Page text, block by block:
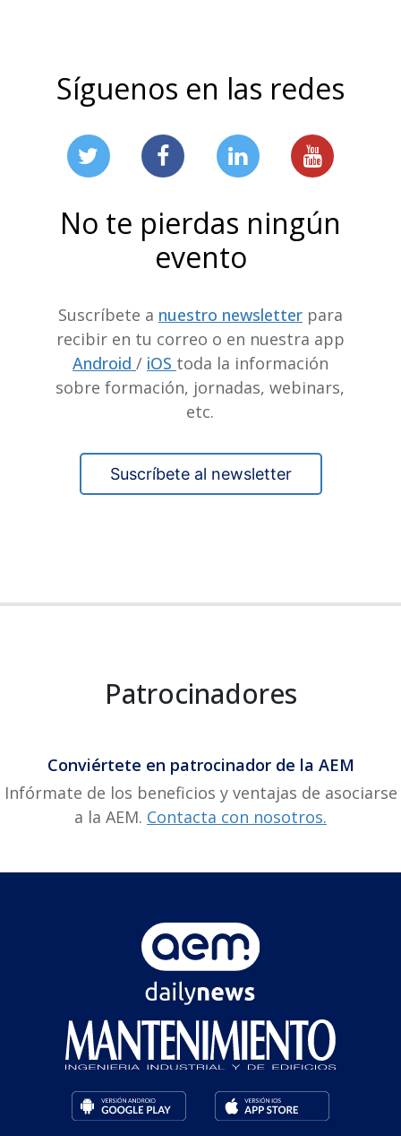
Síguenos en las redes
No te pierdas ningún
evento
Suscríbete a nuestro newsletterpara
recibir en tu correo o en nuestra app
Android / iOS toda la información
sobre formación, jornadas, webinars,
etc.
Suscríbete al newsletter
Patrocinadores
Conviértete en patrocinador de la AEM
Infórmate de los beneficios y ventajas de asociarse
a la AEM. Contacta con nosotros.